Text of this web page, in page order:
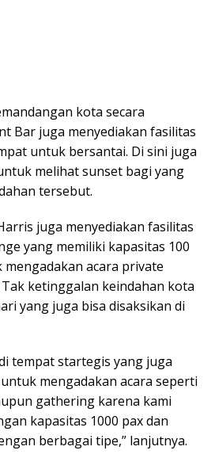
kota secara
Bar juga menyediakan fasilitas
untuk bersantai. Di sini juga
melihat sunset bagi yang
tersebut.
juga menyediakan fasilitas
yang memiliki kapasitas 100
acara private
ketinggalan keindahan kota
yang juga bisa disaksikan di
tempat startegis yang juga
mengadakan acara seperti
gathering karena kami
kapasitas 1000 pax dan
berbagai tipe,” lanjutnya.